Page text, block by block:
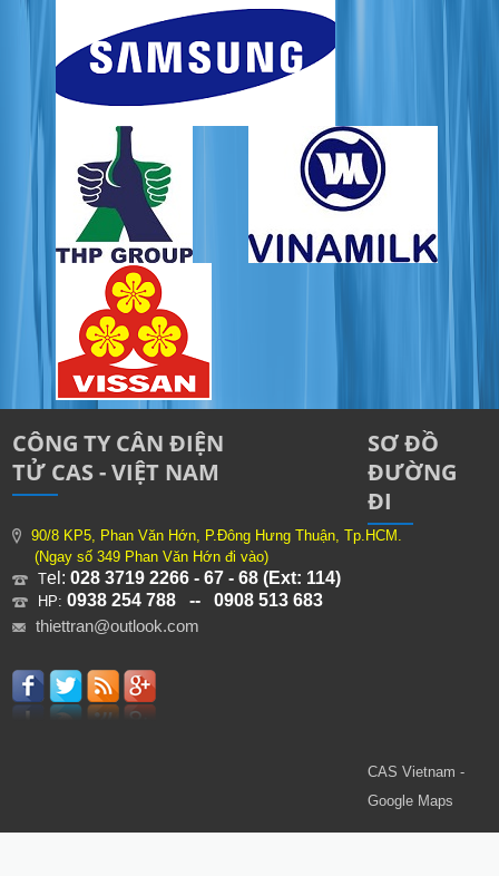
CÔNG TY CÂN ĐIỆN
TỬ CAS - VIỆT NAM
90/8 KP5, Phan Văn Hớn, P.Đông Hưng Thuận, Tp.HCM.
(Ngay số 349 Phan Văn Hớn đi vào)
Tel:028 3719 2266 - 67 - 68 (Ext: 114)
HP:0938 254 788 -- 0908 513 683
thiettran@outlook.com
SƠ ĐỒ
ĐƯỜNG
ĐI
CAS Vietnam -
Google Maps